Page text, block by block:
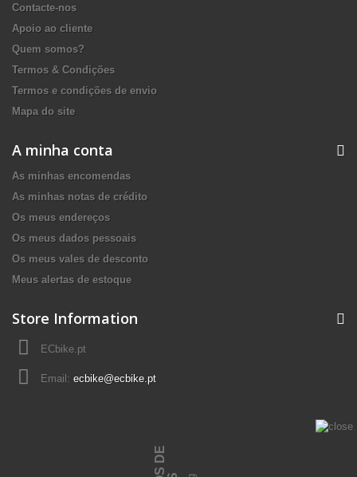
Contacte-nos
Apoio ao cliente
Quem somos?
Termos & Condições
Termos e condições de envio
Mapa do site
A minha conta
As minhas encomendas
As minhas notas de crédito
Os meus endereços
Os meus dados pessoais
Os meus vales de desconto
Meus alertas de estoque
Store Information
ECbike.pt
Email: ecbike@ecbike.pt